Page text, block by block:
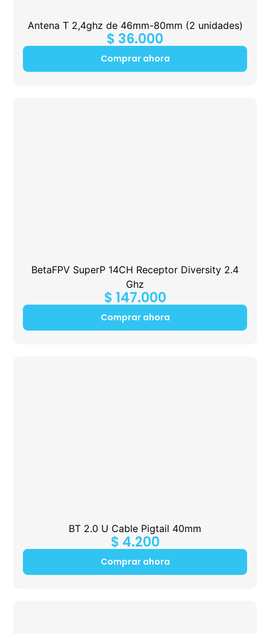
Antena T 2,4ghz de 46mm-80mm (2 unidades)
$ 36.000
Comprar ahora
BetaFPV SuperP 14CH Receptor Diversity 2.4
Ghz
$ 147.000
Comprar ahora
BT 2.0 U Cable Pigtail 40mm
$ 4.200
Comprar ahora